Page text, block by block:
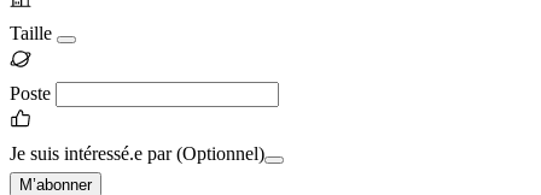
Taille
Poste
Je suis intéressé.e par(Optionnel)
M’abonner